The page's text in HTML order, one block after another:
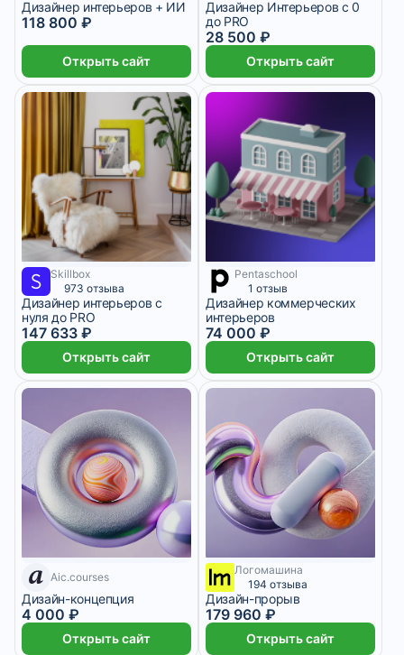
Дизайнер интерьеров + ИИ
118 800 ₽
Открыть сайт
Дизайнер Интерьеров с 0
до PRO
28 500 ₽
Открыть сайт
4 101 ₽/мес
Skillbox
973 отзыва
Дизайнер интерьеров с
нуля до PRO
147 633 ₽
Открыть сайт
Pentaschool
1 отзыв
Дизайнер коммерческих
интерьеров
74 000 ₽
Открыть сайт
7 днейAic.courses
Дизайн-концепция
4 000 ₽
Открыть сайт
4 999 ₽/мес
Логомашина
194 отзыва
Дизайн-прорыв
179 960 ₽
Открыть сайт